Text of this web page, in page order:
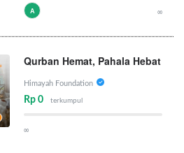
A ∞
Qurban Hemat, Pahala Hebat
Himayah Foundation
Rp 0 terkumpul
∞